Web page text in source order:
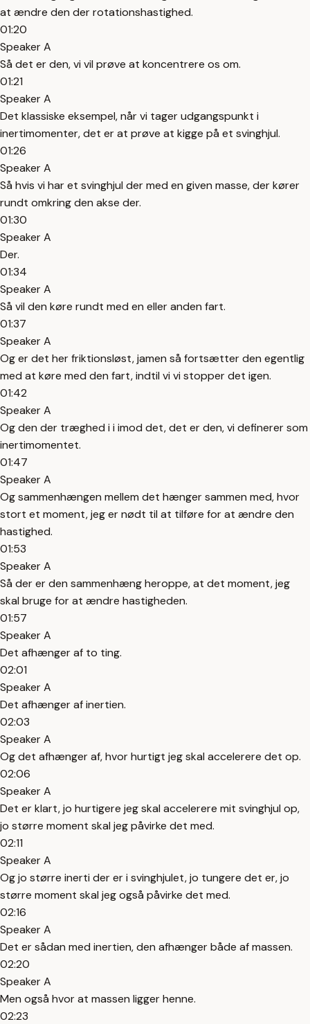
at ændre den der rotationshastighed.
01:20
Speaker A
Så det er den, vi vil prøve at koncentrere os om.
01:21
Speaker A
Det klassiske eksempel, når vi tager udgangspunkt i
inertimomenter, det er at prøve at kigge på et svinghjul.
01:26
Speaker A
Så hvis vi har et svinghjul der med en given masse, der kører
rundt omkring den akse der.
01:30
Speaker A
Der.
01:34
Speaker A
Så vil den køre rundt med en eller anden fart.
01:37
Speaker A
Og er det her friktionsløst, jamen så fortsætter den egentlig
med at køre med den fart, indtil vi vi stopper det igen.
01:42
Speaker A
Og den der træghed i i imod det, det er den, vi definerer som
inertimomentet.
01:47
Speaker A
Og sammenhængen mellem det hænger sammen med, hvor
stort et moment, jeg er nødt til at tilføre for at ændre den
hastighed.
01:53
Speaker A
Så der er den sammenhæng heroppe, at det moment, jeg
skal bruge for at ændre hastigheden.
01:57
Speaker A
Det afhænger af to ting.
02:01
Speaker A
Det afhænger af inertien.
02:03
Speaker A
Og det afhænger af, hvor hurtigt jeg skal accelerere det op.
02:06
Speaker A
Det er klart, jo hurtigere jeg skal accelerere mit svinghjul op,
jo større moment skal jeg påvirke det med.
02:11
Speaker A
Og jo større inerti der er i svinghjulet, jo tungere det er, jo
større moment skal jeg også påvirke det med.
02:16
Speaker A
Det er sådan med inertien, den afhænger både af massen.
02:20
Speaker A
Men også hvor at massen ligger henne.
02:23